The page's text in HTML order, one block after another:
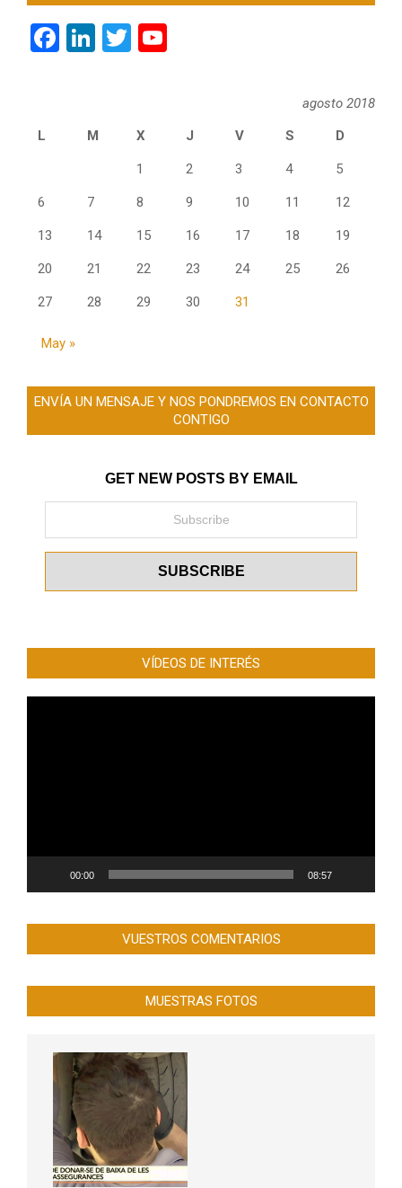
Facebook
LinkedIn
Twitter
agosto 2018
L
M X J V S D
1 2 3 4 5
6 7 8 9 10 11 12
13 14 15 16 17 18 19
20 21 22 23 24 25 26
27 28 29 30 31
May »
ENVÍA UN MENSAJE Y NOS PONDREMOS EN CONTACTO
CONTIGO
GET NEW POSTS BY EMAIL
VÍDEOS DE INTERÉS
00:00 08:57
VUESTROS COMENTARIOS
MUESTRAS FOTOS